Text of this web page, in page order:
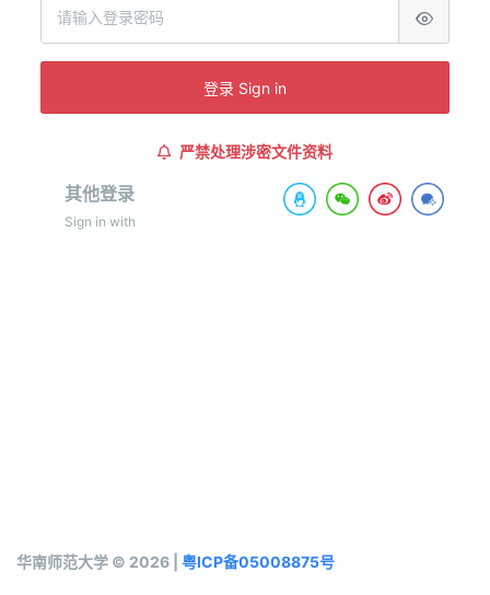
登录 Sign in
严禁处理涉密文件资料
其他登录
Sign in with
华南师范大学 © 2026 | 粤ICP备05008875号